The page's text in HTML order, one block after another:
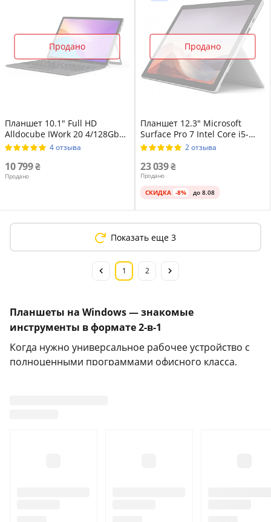
Продано
Планшет 10.1" Full HD
Alldocube IWork 20 4/128Gb
Windows 10 Home 6300 mAh
4 отзыва
10 799
Продано
Продано
Планшет 12.3" Microsoft
Surface Pro 7 Intel Core i5-
1035G4 8/128GB Windows 11
2 отзыва
23 039
Продано
СКИДКА -8% до 8.08
Показать еще 3
1 2
Планшеты на Windows — знакомые
инструменты в формате 2-в-1
Когда нужно универсальное рабочее устройство с
полноценными программами офисного класса,